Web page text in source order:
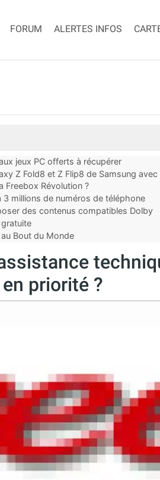
FORUM ALERTES INFOS
jeux PC offerts à récupérer
Z Fold8 et Z Flip8 de Samsung avec
Freebox Révolution ?
3 millions de numéros de téléphone
des contenus compatibles Dolby
Bout du Monde
priorité ?